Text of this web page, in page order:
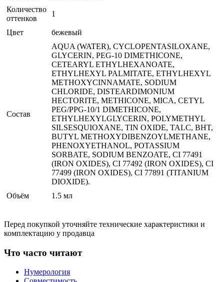
Количество
оттенков
1
Цвет бежевый
Состав
AQUA (WATER), CYCLOPENTASILOXANE,
GLYCERIN, PEG-10 DIMETHICONE,
CETEARYL ETHYLHEXANOATE,
ETHYLHEXYL PALMITATE, ETHYLHEXYL
METHOXYCINNAMATE, SODIUM
CHLORIDE, DISTEARDIMONIUM
HECTORITE, METHICONE, MICA, CETYL
PEG/PPG-10/1 DIMETHICONE,
ETHYLHEXYLGLYCERIN, POLYMETHYL
SILSESQUIOXANE, TIN OXIDE, TALC, BHT,
BUTYL METHOXYDIBENZOYLMETHANE,
PHENOXYETHANOL, POTASSIUM
SORBATE, SODIUM BENZOATE, CI 77491
(IRON OXIDES), CI 77492 (IRON OXIDES), CI
77499 (IRON OXIDES), CI 77891 (TITANIUM
DIOXIDE).
Объём
1.5 мл
Перед покупкой уточняйте технические характеристики и
комплектацию у продавца
Что часто читают
Нумерология